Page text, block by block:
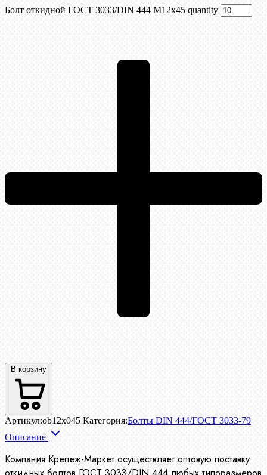
Болт откидной ГОСТ 3033/DIN 444 М12x45 quantity
В корзину
Артикул:ob12x045 Категория:Болты DIN 444/ГОСТ 3033-79
Описание
Компания Крепеж-Маркет осуществляет оптовую поставку